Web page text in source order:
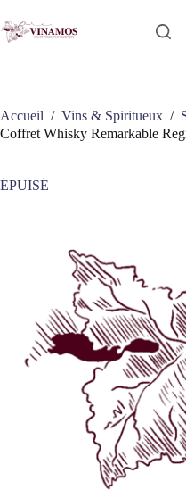
au
contenu
Accueil / Vins & Spiritueux /
Coffret Whisky Remarkable
ÉPUISÉ